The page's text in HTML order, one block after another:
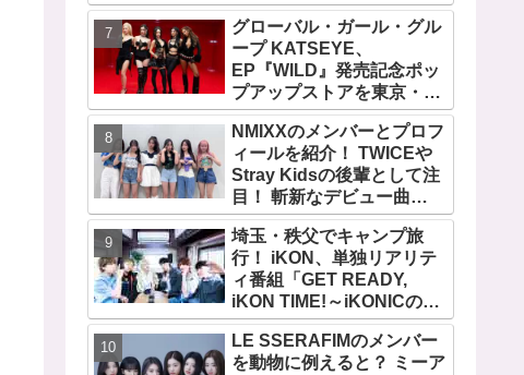
ターと完全一致のその姿に
悶絶
グローバル・ガール・グル
ープ KATSEYE、
EP『WILD』発売記念ポッ
プアップストアを東京・原
宿で開催 限定グッズも登
場
NMIXXのメンバーとプロフ
ィールを紹介！ TWICEや
Stray Kidsの後輩として注
目！ 斬新なデビュー曲
「O.O」は世界中で話題
に！ 第４世代を代表する美
女ソリュンをはじめ、全員
ビジュアルメンバーといわ
れるその魅力をチェック
埼玉・秩父でキャンプ旅
行！ iKON、単独リアリテ
ィ番組「GET READY,
iKON TIME!～iKONICのた
めなら～ 」が、７月７日か
らMnetで放送・配信スター
ト
LE SSERAFIMのメンバー
を動物に例えると？ ミーア